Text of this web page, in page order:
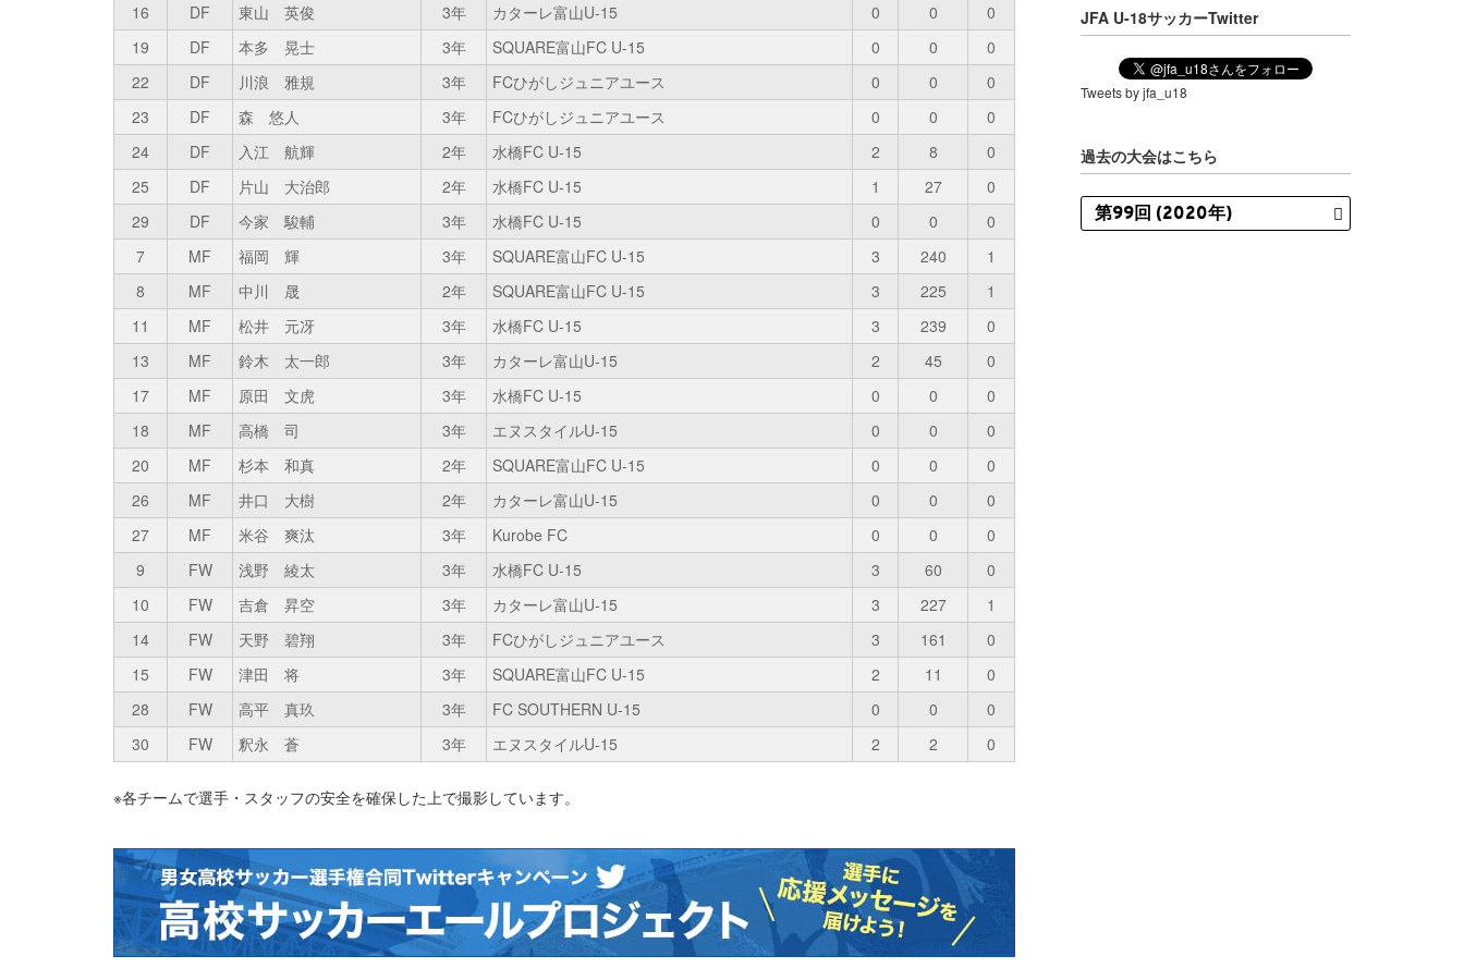
16
DF 東山 英俊 3年 カターレ富山U-15 0 0
0
19
DF 本多 晃士 3年 SQUARE富山FC U-15 0 0
0
22
DF 川浪 雅規 3年 FCひがしジュニアユース 0 0
0
23
DF 森 悠人 3年 FCひがしジュニアユース 0 0
0
24
DF 入江 航輝 2年 水橋FC U-15 2 8
0
25
DF 片山 大治郎 2年 水橋FC U-15 1 27
0
29
DF 今家 駿輔 3年 水橋FC U-15 0 0
0
7
MF 福岡 輝 3年 SQUARE富山FC U-15 3 240
1
8
MF 中川 晟 2年 SQUARE富山FC U-15 3 225
1
11
MF 松井 元冴 3年 水橋FC U-15 3 239
0
13
MF 鈴木 太一郎 3年 カターレ富山U-15 2 45
0
17
MF 原田 文虎 3年 水橋FC U-15 0 0
0
18
MF 高橋 司 3年 エヌスタイルU-15 0 0
0
20
MF 杉本 和真 2年 SQUARE富山FC U-15 0 0
0
26
MF 井口 大樹 2年 カターレ富山U-15 0 0
0
27
MF 米谷 爽汰 3年 Kurobe FC 0 0
0
9
FW 浅野 綾太 3年 水橋FC U-15 3 60
0
10
FW 吉倉 昇空 3年 カターレ富山U-15 3 227
1
14
FW 天野 碧翔 3年 FCひがしジュニアユース 3 161
0
15
FW 津田 将 3年 SQUARE富山FC U-15 2 11
0
28
FW 高平 真玖 3年 FC SOUTHERN U-15 0 0
0
30
FW 釈永 蒼 3年 エヌスタイルU-15 2 2 0
※各チームで選手・スタッフの安全を確保した上で撮影しています。
JFA U-18サッカーTwitter
Tweets by jfa_u18
過去の大会はこちら